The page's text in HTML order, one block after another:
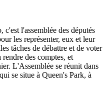
l'assemblée des députés
les représenter, eux et leur
tâches de débattre et de voter
des comptes, et
L'Assemblée se réunit dans
se situe à Queen's Park, à